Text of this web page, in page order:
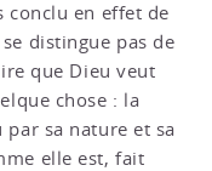
conclu en effet de
distingue pas de
que Dieu veut
chose : la
sa nature et sa
elle est, fait